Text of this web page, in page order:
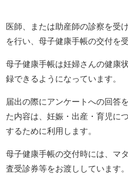
医師、または助産師の診察を受
を行い、母子健康手帳の交付を
母子健康手帳は妊婦さんの健康
録できるようになっています。
届出の際にアンケートへの回答
た内容は、妊娠・出産・育児に
するために利用します。
母子健康手帳の交付時には、マ
査受診券等をお渡ししています。